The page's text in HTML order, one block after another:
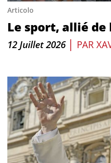
Articolo
Le sport, allié de
12 Juillet 2026 | PAR